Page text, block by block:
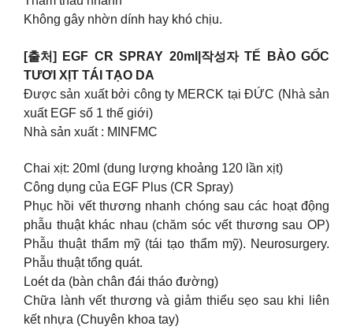
Không gây nhờn dính hay khó chịu.
[출처] EGF CR SPRAY 20ml|작성자 TẾ BÀO GỐC
TƯƠI XỊT TÁI TẠO DA
Được sản xuất bởi công ty MERCK tại ĐỨC (Nhà sản
xuất EGF số 1 thế giới)
Nhà sản xuất : MINFMC
Chai xịt: 20ml (dung lượng khoảng 120 lần xịt)
Công dụng của EGF Plus (CR Spray)
Phục hồi vết thương nhanh chóng sau các hoạt động
phẫu thuật khác nhau (chăm sóc vết thương sau OP)
Phẫu thuật thẩm mỹ (tái tạo thẩm mỹ). Neurosurgery.
Phẫu thuật tổng quát.
Loét da (bàn chân đái tháo đường)
Chữa lành vết thương và giảm thiểu sẹo sau khi liên
kết nhựa (Chuyên khoa tay)